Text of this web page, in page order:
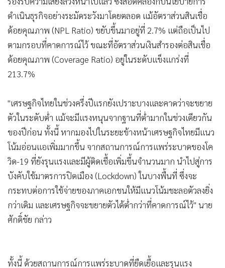
ดำเนินธุรกิจอย่างระมัดระวังมาโดยตลอด แม้อัตราส่วนสินเชื่อ
ด้อยคุณภาพ (NPL Ratio) ขยับขึ้นมาอยู่ที่ 2.7% แต่ถือเป็นไป
ตามกรอบที่คาดการณ์ไว้ ขณะที่อัตราส่วนเงินสำรองต่อสินเชื่อ
ด้อยคุณภาพ (Coverage Ratio) อยู่ในระดับแข็งแกร่งที่
213.7%
"เศรษฐกิจไทยในช่วงครึ่งปีแรกยังเปราะบางและคาดว่าจะขยาย
ตัวในระดับต่ำ แม้จะมีแรงหนุนจากฐานที่ต่ำมากในช่วงเดียวกัน
ของปีก่อน ทั้งนี้ หากมองไปในระยะข้างหน้าเศรษฐกิจไทยมีแนว
โน้มอ่อนแอเพิ่มมากขึ้น จากสถานการณ์การแพร่ระบาดของโค
วิด-19 ที่ยังรุนแรงและมีผู้ติดเชื้อเพิ่มขึ้นจำนวนมาก นำไปสู่การ
บังคับใช้มาตรการปิดเมือง (Lockdown) ในบางพื้นที่ ซึ่งจะ
กระทบต่อการใช้จ่ายของภาคเอกชนให้มีแนวโน้มชะลอตัวลงยิ่ง
กว่าเดิม และเศรษฐกิจจะขยายตัวได้ต่ำกว่าที่คาดการณ์ไว้" นาย
ศักดิ์ชัย กล่าว
ทั้งนี้ ด้วยสถานการณ์การแพร่ระบาดที่ยืดเยื้อและรุนแรง